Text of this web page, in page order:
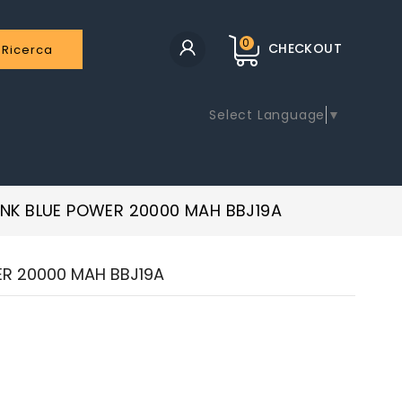
CHECKOUT
0
Ricerca
Select Language ▼
BLUE POWER 20000 MAH BBJ19A
20000 MAH BBJ19A